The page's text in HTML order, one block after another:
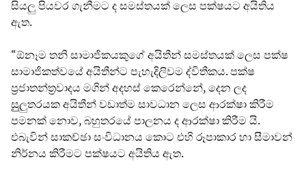
සියලු පියවර ගැනීමට ද සමස්තයක් ලෙස පක්ෂයට අයිතිය
ඇත.
“ඕනෑම තනි සාමාජිකයකුගේ අයිතීන් සමස්තයක් ලෙස පක්ෂ
සාමාජිකත්වයේ අයිතීන්ට පැහැදිලිවම ද්විතීකය. පක්ෂ
ප්‍රජාතන්ත්‍රවාදය මගින් අදහස් කෙරෙන්නේ, දෙන ලද
සුුුලුතරයක අයිතීන් වඩාත්ම සාවධාන ලෙස ආරක්ෂා කිරීම
පමනක් නොව, බහුතරයේ පාලනය ද ආරක්ෂා කිරීම යි.
එබැවින් සාකච්ඡා සංවිධානය කොට එහි රූපාකාර හා සීමාවන්
නිර්නය කිරීමට පක්ෂයට අයිතිය ඇත.